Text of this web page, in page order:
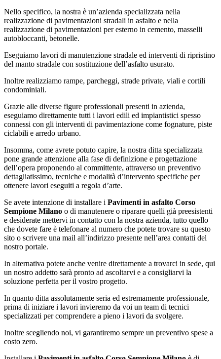
Nello specifico, la nostra è un’azienda specializzata nella
realizzazione di pavimentazioni stradali in asfalto e nella
realizzazione di pavimentazioni per esterno in cemento, masselli
autobloccanti, betonelle.
Eseguiamo lavori di manutenzione stradale ed interventi di ripristino
del manto stradale con sostituzione dell’asfalto usurato.
Inoltre realizziamo rampe, parcheggi, strade private, viali e cortili
condominiali.
Grazie alle diverse figure professionali presenti in azienda,
eseguiamo direttamente tutti i lavori edili ed impiantistici spesso
connessi con gli interventi di pavimentazione come fognature, piste
ciclabili e arredo urbano.
Insomma, come avrete potuto capire, la nostra ditta specializzata
pone grande attenzione alla fase di definizione e progettazione
dell’opera proponendo al committente, attraverso un preventivo
dettagliatissimo, tecniche e modalità d’intervento specifiche per
ottenere lavori eseguiti a regola d’arte.
Se avete intenzione di installare i Pavimenti in asfalto Corso
Sempione Milano o di manutenere o riparare quelli già preesistenti
e desiderate mettervi in contatto con la nostra azienda, tutto quello
che dovete fare è telefonare al numero che potete trovare su questo
sito o scrivere una mail all’indirizzo presente nell’area contatti del
nostro portale.
In alternativa potete anche venire direttamente a trovarci in sede, qui
un nostro addetto sarà pronto ad ascoltarvi e a consigliarvi la
soluzione perfetta per il vostro progetto.
In quanto ditta assolutamente seria ed estremamente professionale,
prima di iniziare i lavori invieremo da voi un team di tecnici
specializzati per comprendere a pieno i lavori da svolgere.
Inoltre scegliendo noi, vi garantiremo sempre un preventivo spese a
costo zero.